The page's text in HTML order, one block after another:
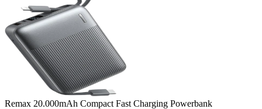
Remax 20.000mAh Compact Fast Charging Powerbank